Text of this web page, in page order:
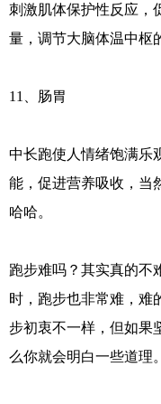
刺激肌体保护性反应，
量，调节大脑体温中枢
11、肠胃
中长跑使人情绪饱满乐
能，促进营养吸收，当
哈哈。
跑步难吗？其实真的不
时，跑步也非常难，难
步初衷不一样，但如果
么你就会明白一些道理。